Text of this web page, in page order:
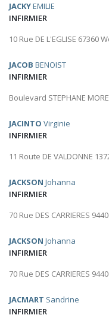
JACKYEMILIE
INFIRMIER
10 Rue DE L'EGLISE 67360
JACOB BENOIST
INFIRMIER
Boulevard STEPHANE
JACINTO Virginie
INFIRMIER
11 Route DE VALDONNE
JACKSON Johanna
INFIRMIER
70 Rue DES CARRIERES
JACKSON Johanna
INFIRMIER
70 Rue DES CARRIERES
JACMART Sandrine
INFIRMIER